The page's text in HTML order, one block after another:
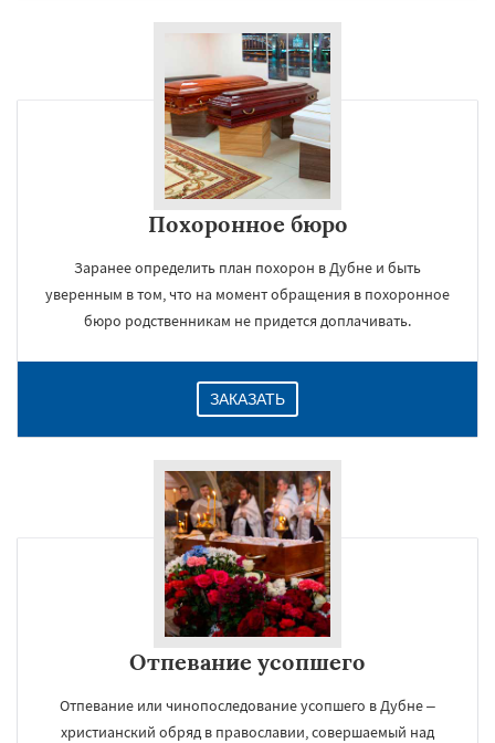
Похоронное бюро
Заранее определить план похорон в Дубне и быть
уверенным в том, что на момент обращения в похоронное
бюро родственникам не придется доплачивать.
ЗАКАЗАТЬ
Отпевание усопшего
Отпевание или чинопоследование усопшего в Дубне –
христианский обряд в православии, совершаемый над